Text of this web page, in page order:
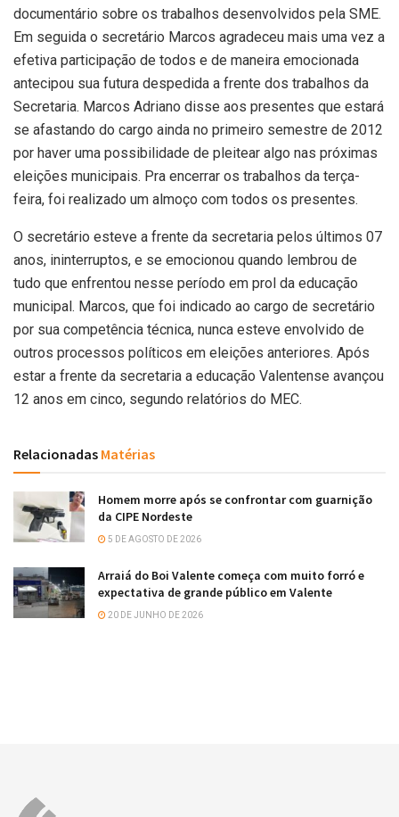
documentário sobre os trabalhos desenvolvidos pela SME.
Em seguida o secretário Marcos agradeceu mais uma vez a
efetiva participação de todos e de maneira emocionada
antecipou sua futura despedida a frente dos trabalhos da
Secretaria. Marcos Adriano disse aos presentes que estará
se afastando do cargo ainda no primeiro semestre de 2012
por haver uma possibilidade de pleitear algo nas próximas
eleições municipais. Pra encerrar os trabalhos da terça-
feira, foi realizado um almoço com todos os presentes.
O secretário esteve a frente da secretaria pelos últimos 07
anos, ininterruptos, e se emocionou quando lembrou de
tudo que enfrentou nesse período em prol da educação
municipal. Marcos, que foi indicado ao cargo de secretário
por sua competência técnica, nunca esteve envolvido de
outros processos políticos em eleições anteriores. Após
estar a frente da secretaria a educação Valentense avançou
12 anos em cinco, segundo relatórios do MEC.
Relacionadas Matérias
Homem morre após se confrontar com guarnição
da CIPE Nordeste
5 DE AGOSTO DE 2026
Arraiá do Boi Valente começa com muito forró e
expectativa de grande público em Valente
20 DE JUNHO DE 2026